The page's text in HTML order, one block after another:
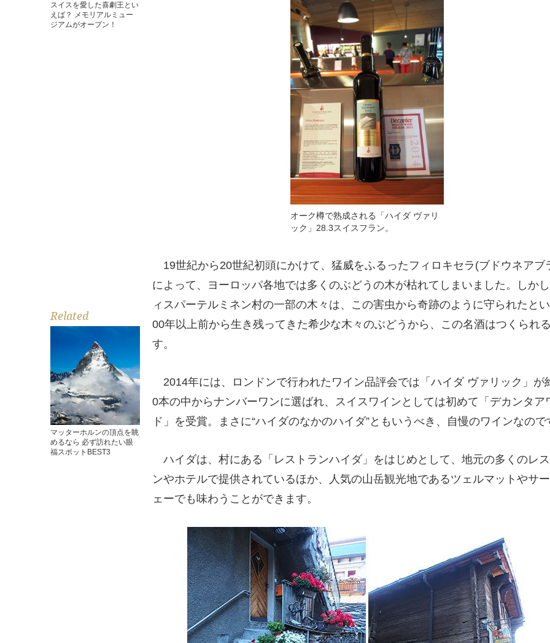
スイスを愛した喜劇王とい
えば？ メモリアルミュー
ジアムがオープン！
Related
マッターホルンの頂点を眺
めるなら 必ず訪れたい眼
福スポットBEST3
オーク樽で熟成される「ハイダ ヴァリ
ック」28.3スイスフラン。
19世紀から20世紀初頭にかけて、猛威をふるったフィロキセラ(ブドウネアブ
によって、ヨーロッパ各地では多くのぶどうの木が枯れてしまいました。しか
ィスパーテルミネン村の一部の木々は、この害虫から奇跡のように守られたと
00年以上前から生き残ってきた希少な木々のぶどうから、この名酒はつくられ
す。
2014年には、ロンドンで行われたワイン品評会では「ハイダ ヴァリック」が
0本の中からナンバーワンに選ばれ、スイスワインとしては初めて「デカンタア
ド」を受賞。まさに“ハイダのなかのハイダ”ともいうべき、自慢のワインなので
ハイダは、村にある「レストランハイダ」をはじめとして、地元の多くのレ
ンやホテルで提供されているほか、人気の山岳観光地であるツェルマットやサ
ェーでも味わうことができます。